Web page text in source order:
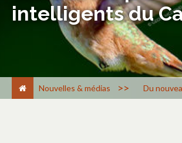
intelligents du
Nouvelles & médias > Du